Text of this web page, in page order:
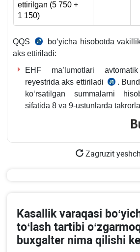
ettirilgan (5 750 +
1 150)
QQS
24.02.2020
y.
DSQ
3221-
son
qaroriga
boʻyicha hisobotda
aks ettiriladi:
EHF ma’lumotlari
reyestrida aks ettiriladi
QQS
hisob-
kitobiga
.
koʻrsatilgan summalarni
sifatida 8 va 9-ustunlarda
Zagruzit
Kasallik varaqasi
toʻlash tartibi
buхgalter nima qilishi